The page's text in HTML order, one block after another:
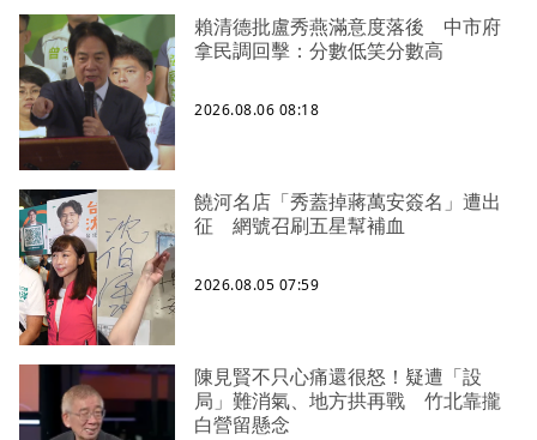
賴清德批盧秀燕滿意度落後 中市府
拿民調回擊：分數低笑分數高
2026.08.06 08:18
饒河名店「秀蓋掉蔣萬安簽名」遭出
征 網號召刷五星幫補血
2026.08.05 07:59
陳見賢不只心痛還很怒！疑遭「設
局」難消氣、地方拱再戰 竹北靠攏
白營留懸念